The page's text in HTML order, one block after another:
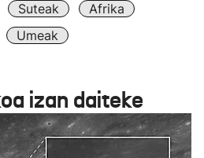
Suteak
Afrika
Umeak
izan daiteke